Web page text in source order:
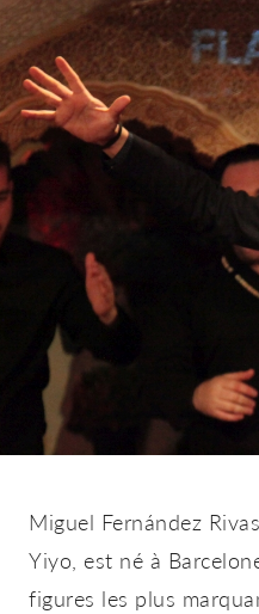
Miguel Fernández
Yiyo, est né à
figures les plus